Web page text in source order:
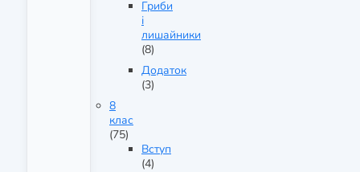
Гриби
і
лишайники
(8)
Додаток
(3)
8
клас
(75)
Вступ
(4)